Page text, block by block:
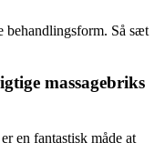
behandlingsform. Så sæt
massagebriks
en fantastisk måde at